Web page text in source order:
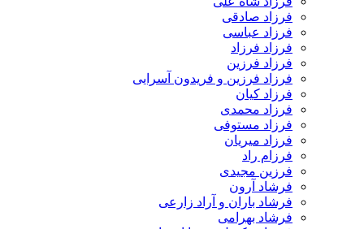
فرزاد صادقی
فرزاد عباسی
فرزاد فرزاد
فرزاد فرزین
فرزاد فرزین و فریدون آسرایی
فرزاد کیان
فرزاد محمدی
فرزاد مستوفی
فرزاد میریان
فرزام راد
فرزین مجیدی
فرشاد آرون
فرشاد باران و آراد زارعی
فرشاد بهرامی